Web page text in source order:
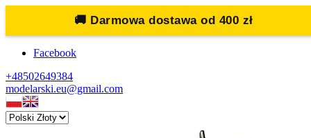
🚚 Darmowa dostawa od 400 zł
Facebook
+48502649384
modelarski.eu@gmail.com